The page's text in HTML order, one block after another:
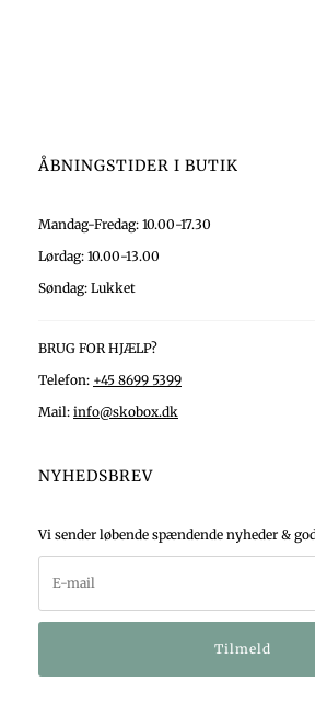
ÅBNINGSTIDER I BUTIK
Mandag-Fredag: 10.00-17.30
Lørdag: 10.00-13.00
Søndag: Lukket
BRUG FOR HJÆLP?
Telefon: +45 8699 5399
Mail: info@skobox.dk
NYHEDSBREV
Vi sender løbende spændende nyheder &